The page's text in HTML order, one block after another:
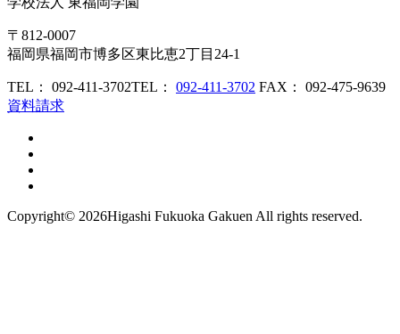
〒812-0007
福岡県福岡市博多区東比恵2丁目24-1
TEL： 092-411-3702TEL： 092-411-3702 FAX： 092-475-9639
資料請求
Copyright© 2026Higashi Fukuoka Gakuen All rights reserved.